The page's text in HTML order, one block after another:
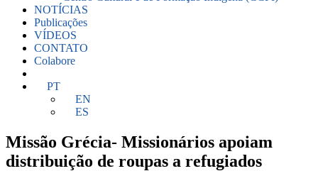
NOTÍCIAS
Publicações
VÍDEOS
CONTATO
Colabore
PT
EN
ES
Missão Grécia- Missionários apoiam
distribuição de roupas a refugiados